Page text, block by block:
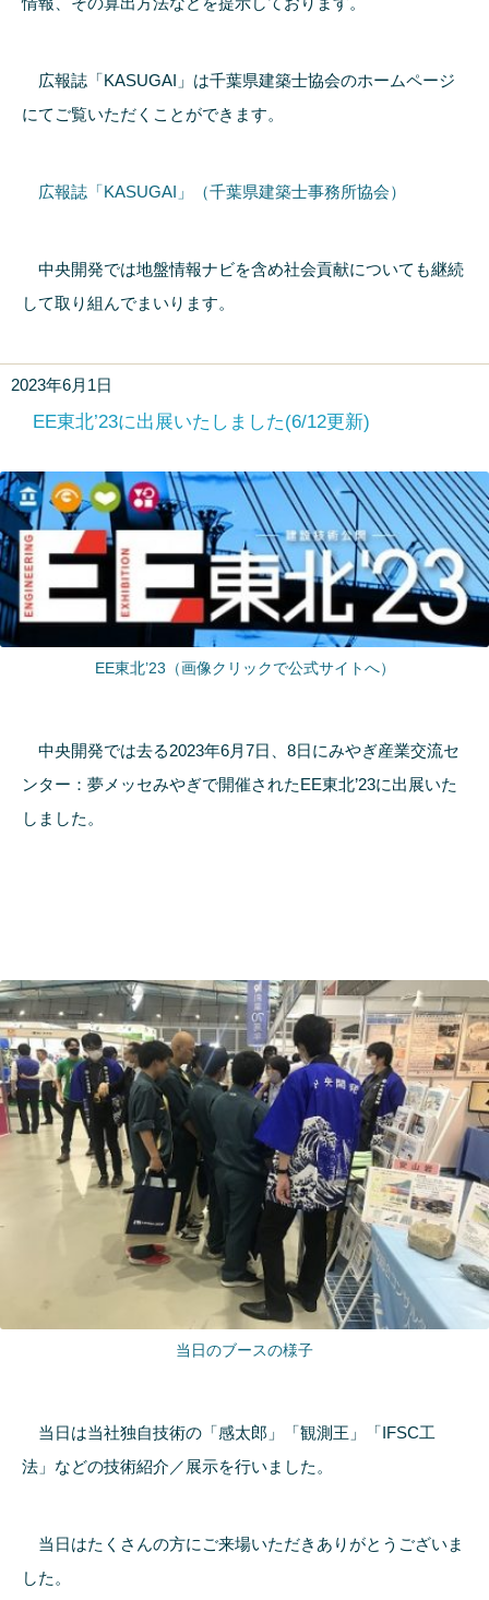
広報誌「KASUGAI」は千葉県建築士協会のホームページ
にてご覧いただくことができます。
広報誌「KASUGAI」（千葉県建築士事務所協会）
中央開発では地盤情報ナビを含め社会貢献についても継続
して取り組んでまいります。
2023年6月1日
EE東北’23に出展いたしました(6/12更新)
EE東北’23（画像クリックで公式サイトへ）
中央開発では去る2023年6月7日、8日にみやぎ産業交流セ
ンター：夢メッセみやぎで開催されたEE東北’23に出展いた
しました。
当日のブースの様子
当日は当社独自技術の「感太郎」「観測王」「IFSC工
法」などの技術紹介／展示を行いました。
当日はたくさんの方にご来場いただきありがとうございま
した。